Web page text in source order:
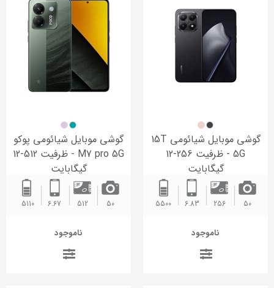
گوشی موبایل شیائومی 15T
5G - ظرفیت 256-12
گیگابایت
50
256
6.83
5500
ناموجود
گوشی موبایل شیائومی پوکو
M7 pro 5G - ظرفیت 512-12
گیگابایت
50
512
6.67
5110 ‌
ناموجود